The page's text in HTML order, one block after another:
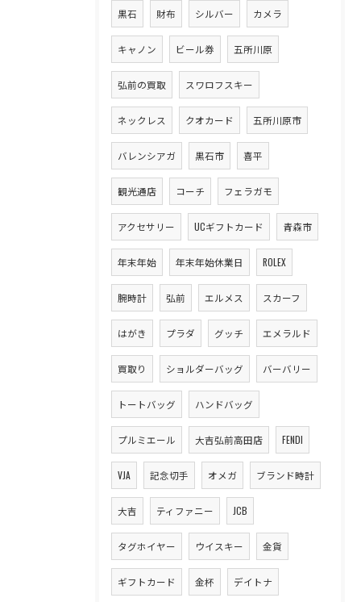
黒石 財布 シルバー カメラ
キャノン ビール券 五所川原
弘前の買取 スワロフスキー
ネックレス クオカード 五所川原市
バレンシアガ 黒石市 喜平
観光通店 コーチ フェラガモ
アクセサリー UCギフトカード 青森市
年末年始 年末年始休業日 ROLEX
腕時計 弘前 エルメス スカーフ
はがき プラダ グッチ エメラルド
買取り ショルダーバッグ バーバリー
トートバッグ ハンドバッグ
プルミエール 大吉弘前高田店 FENDI
VJA 記念切手 オメガ ブランド時計
大吉 ティファニー JCB
タグホイヤー ウイスキー 金貨
ギフトカード 金杯 デイトナ